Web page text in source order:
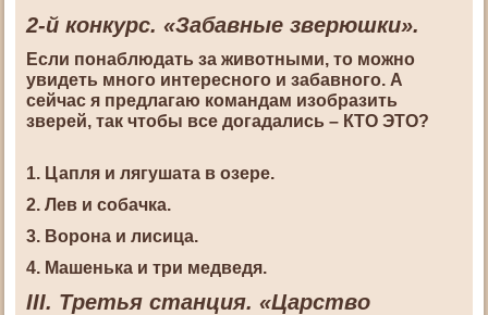
2-й конкурс. «Забавные зверюшки».
Если понаблюдать за животными, то можно
увидеть много интересного и забавного. А
сейчас я предлагаю командам изобразить
зверей, так чтобы все догадались – КТО ЭТО?
1. Цапля и лягушата в озере.
2. Лев и собачка.
3. Ворона и лисица.
4. Машенька и три медведя.
III. Третья станция. «Царство